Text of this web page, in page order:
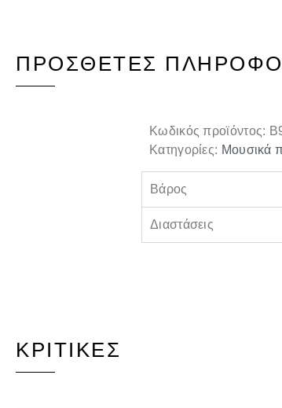
ΠΡΌΣΘΕΤΕΣ
Κωδικός προϊόντος:
Κατηγορίες: Μουσικά
Βάρος
Διαστάσεις
ΚΡΙΤΙΚΈΣ